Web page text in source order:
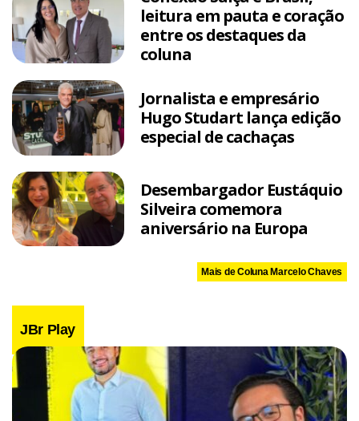
leitura em pauta e coração
entre os destaques da
coluna
Jornalista e empresário
Hugo Studart lança edição
especial de cachaças
Desembargador Eustáquio
Silveira comemora
aniversário na Europa
Mais de Coluna Marcelo Chaves
JBr Play